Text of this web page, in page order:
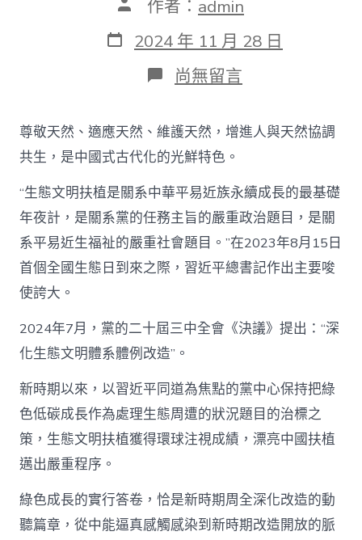
作
者
作者： admin
發
表
2024 年 11 月 28 日
在
〈在
色
成
長
感
觸
感
染
新
時
造
開
查
養
放
脈
動
_
網〉
中
尚無留言
尊敬天然、適應天然、維護天然，增進人與天然協調
共生，是中國式古代化的光鮮特色。
“生態文明扶植是關系中華平易近族永續成長的最基礎
年夜計，是關系黨的任務主旨的嚴重政治題目，是關
系平易近生福祉的嚴重社會題目。”在2023年8月15日
首個全國生態日到來之際，習近平總書記作出主要唆
使誇大。
2024年7月，黨的二十屆三中全會《決議》提出：“深
化生態文明體系體例改造”。
新時期以來，以習近平同道為焦點的黨中心保持把綠
色低碳成長作為處理生態周遭的狀況題目的治標之
策，生態文明扶植獲得環球注視成績，漂亮中國扶植
邁出嚴重程序。
綠色成長的實行答卷，恰是新時期周全深化改造的動
聽篇章，從中能逼真感觸感染到新時期改造開放的脈